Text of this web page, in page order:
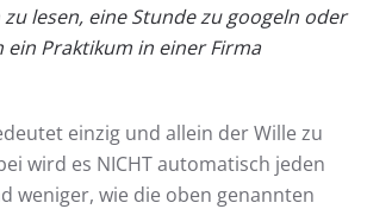
lesen, eine Stunde zu googeln oder
ein Praktikum in einer Firma
einzig und allein der Wille zu
wird es NICHT automatisch jeden
weniger, wie die oben genannten